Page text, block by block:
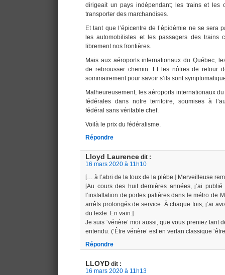
dirigeait un pays indépendant; les trains et les
transporter des marchandises.
Et tant que l’épicentre de l’épidémie ne se sera
les automobilistes et les passagers des trains
librement nos frontières.
Mais aux aéroports internationaux du Québec,
de rebrousser chemin. Et les nôtres de retour
sommairement pour savoir s’ils sont
Malheureusement, les aéroports internationaux
fédérales dans notre territoire, soumises à
fédéral sans véritable chef.
Voilà le prix du fédéralisme.
Répondre
Lloyd Laurence dit :
16 mars 2020 à 11h10
[… à l’abri de la toux de la plèbe.] Merveilleuse
[Au cours des huit dernières années, j’ai publié
l’installation de portes palières dans le métro de
arrêts prolongés de service. À chaque fois, j’ai
du texte. En vain.]
Je suis ‘vénère’ moi aussi, que vous preniez tant
entendu. (‘Être vénère’ est en verlan classique
Répondre
LLOYD dit :
16 mars 2020 à 11h13